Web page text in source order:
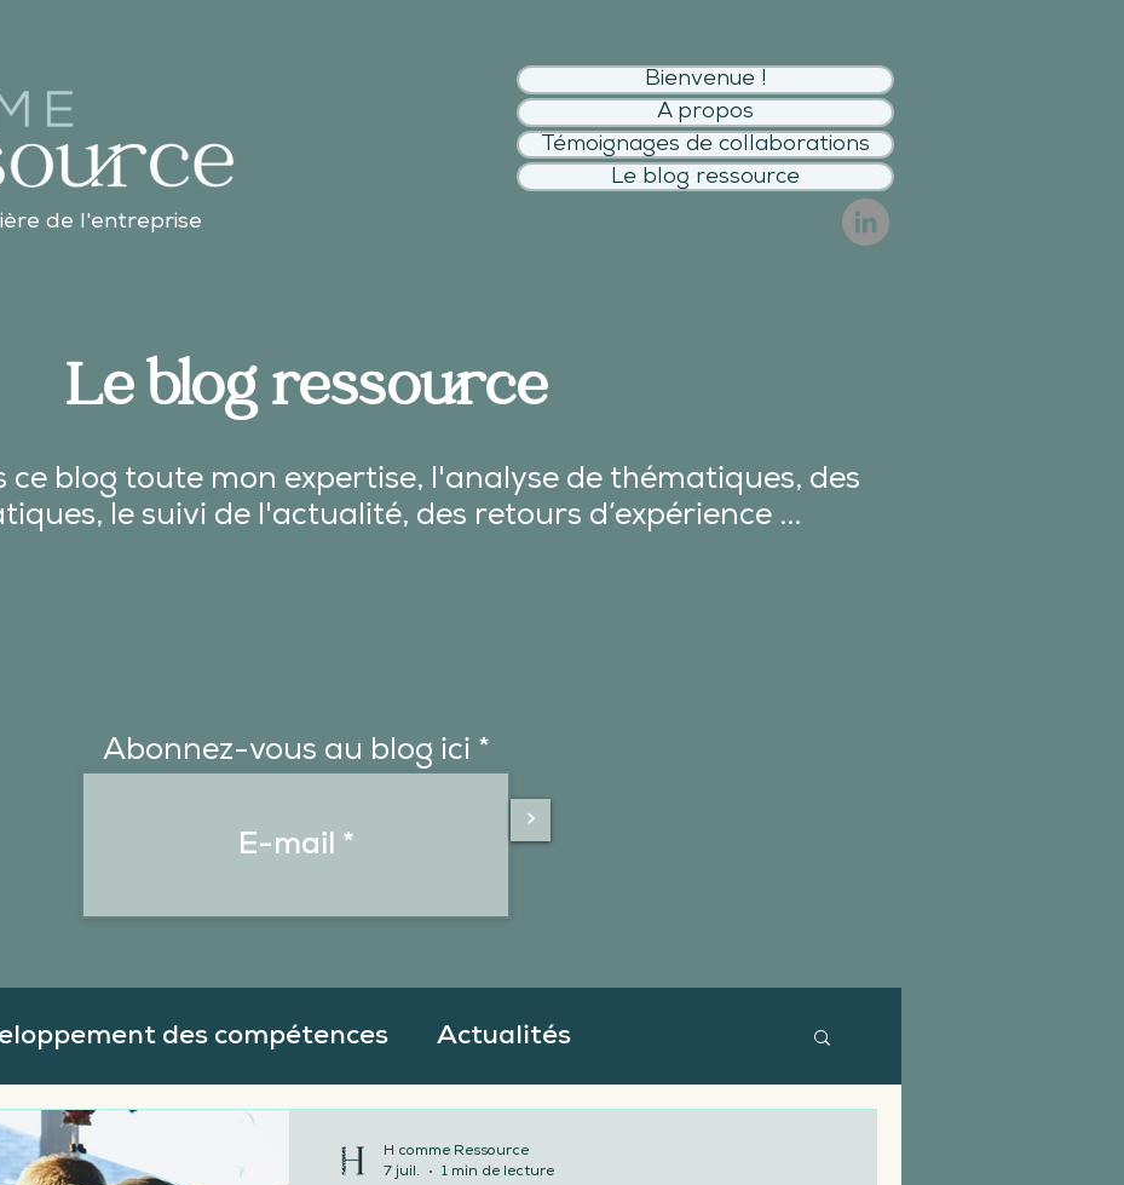
de l'entreprise
Bienvenue !
A propos
Témoignages de collaborations
Le blog ressource
Le blog ressource
ce blog toute mon expertise, l'analyse de thématiques, des
le suivi de l'actualité, des retours d’expérience ...
Abonnez-vous au blog ici
>
des compétences Actualités
& départ du salarié
H comme Ressource
7 juil.
1 min de lecture